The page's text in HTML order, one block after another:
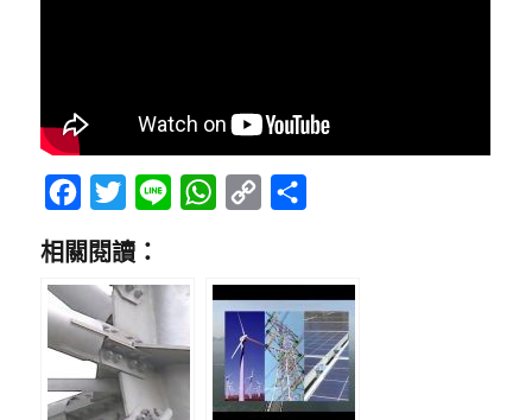
c
e
b
o
o
T
i
t
t
e
r
W
t
s
A
p
y
L
i
n
相關閱讀：